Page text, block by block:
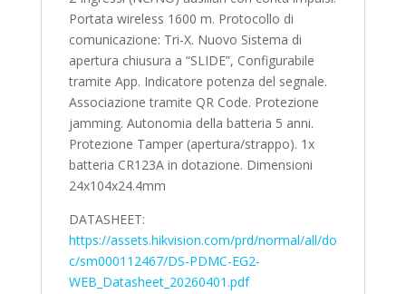
Portata wireless 1600 m. Protocollo di
comunicazione: Tri-X. Nuovo Sistema di
apertura chiusura a “SLIDE”, Configurabile
tramite App. Indicatore potenza del segnale.
Associazione tramite QR Code. Protezione
jamming. Autonomia della batteria 5 anni.
Protezione Tamper (apertura/strappo). 1x
batteria CR123A in dotazione. Dimensioni
24x104x24.4mm
DATASHEET:
https://assets.hikvision.com/prd/normal/all/do
c/sm000112467/DS-PDMC-EG2-
WEB_Datasheet_20260401.pdf